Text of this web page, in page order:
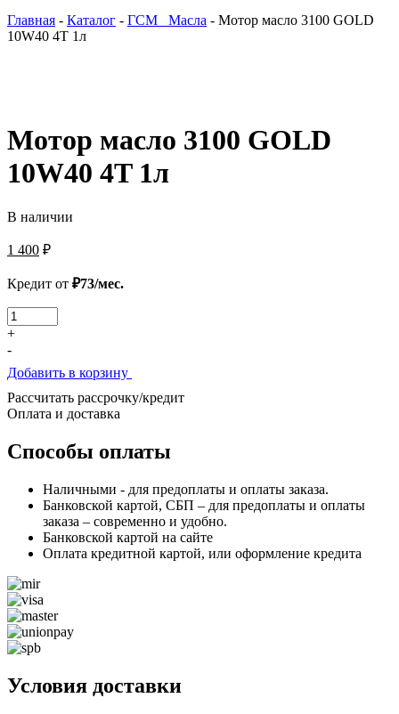
Главная - Каталог - ГСМ _Масла - Мотор масло 3100 GOLD
10W40 4T 1л
Мотор масло 3100 GOLD
10W40 4T 1л
В наличии
1 400 ₽
Кредит от ₽73/мес.
Количество
товара
3100
GOLD
10W40
1л
+
-
Добавить в корзину
Рассчитать рассрочку/кредит
Оплата и доставка
Способы оплаты
Наличными - для предоплаты и оплаты заказа.
Банковской картой, СБП – для предоплаты и оплаты
заказа – современно и удобно.
Банковской картой на сайте
Оплата кредитной картой, или оформление кредита
Условия доставки